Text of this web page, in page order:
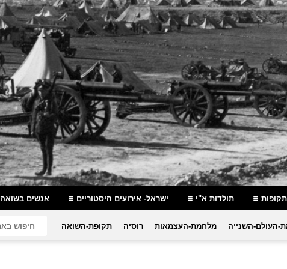
תקופות תולדות א"י ישראל- אירועים היסטוריים אנשים בשואה
העולם-השנייה מלחמת-העצמאות רוסיה תקופת-השואה